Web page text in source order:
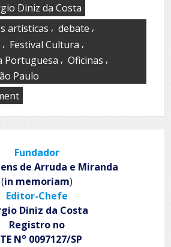
Diniz da Costa
artísticas , debate ,
, Festival Cultura ,
Portuguesa , Oficinas ,
Paulo
on
Cultura
Rua
debate
os
direitos
culturais
da
população
em
situação
Fundador
de Arruda e Miranda
(in memoriam)
Editor-Chefe
Diniz da Costa
Registro no
No 0097127/SP